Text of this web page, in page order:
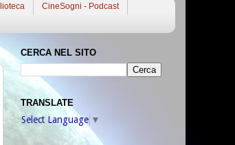
CineSogni - Podcast
CERCA NEL SITO
TRANSLATE
Select Language ▼